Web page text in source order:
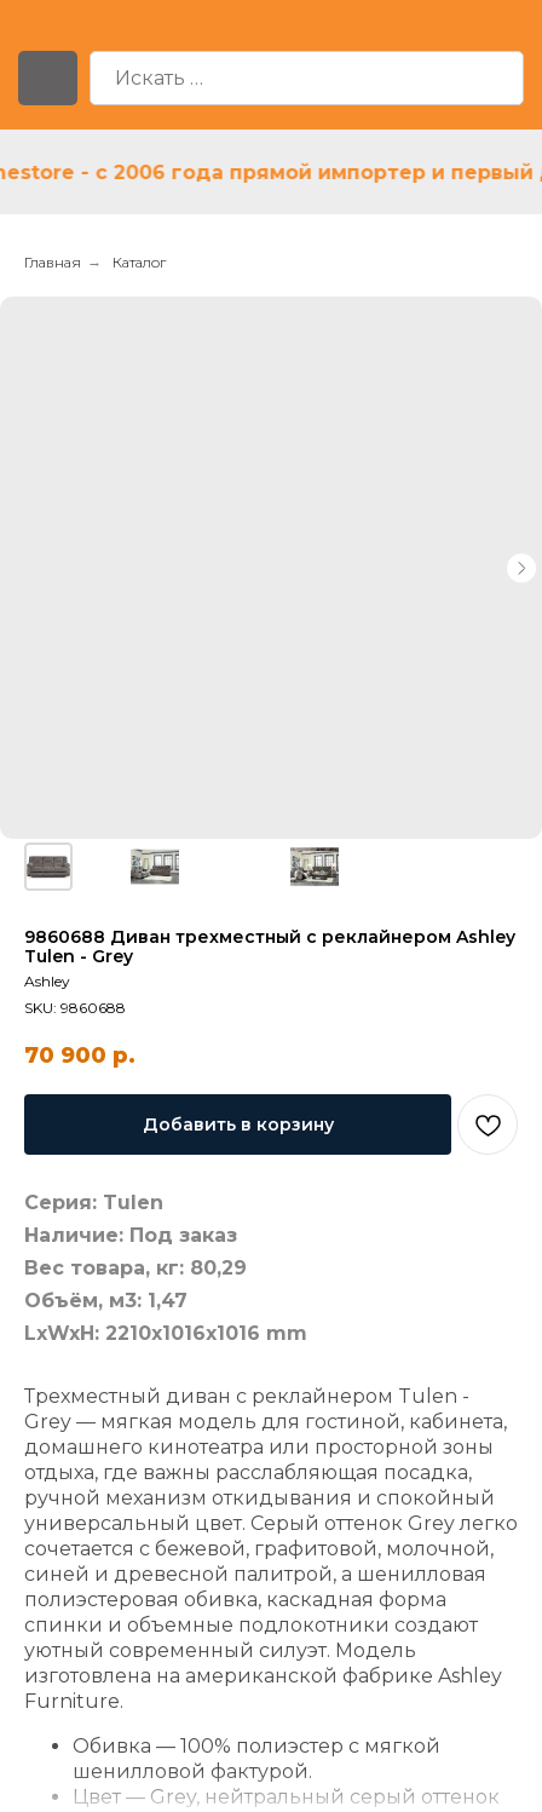
- с 2006 года прямой импортер и первый
Главная → Каталог
9860688 Диван трехместный с реклайнером Ashley
Tulen - Grey
Ashley
SKU: 9860688
70 900 р.
Добавить в корзину
Серия: Tulen
Наличие: Под заказ
Вес товара, кг: 80,29
Объём, м3: 1,47
LxWxH: 2210x1016x1016 mm
Трехместный диван с реклайнером Tulen -
Grey — мягкая модель для гостиной, кабинета,
домашнего кинотеатра или просторной зоны
отдыха, где важны расслабляющая посадка,
ручной механизм откидывания и спокойный
универсальный цвет. Серый оттенок Grey легко
сочетается с бежевой, графитовой, молочной,
синей и древесной палитрой, а шенилловая
полиэстеровая обивка, каскадная форма
спинки и объемные подлокотники создают
уютный современный силуэт. Модель
изготовлена на американской фабрике Ashley
Furniture.
Обивка — 100% полиэстер с мягкой
шенилловой фактурой.
Цвет — Grey, нейтральный серый оттенок